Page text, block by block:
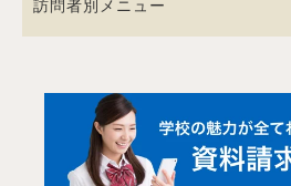
訪問者別メニュー